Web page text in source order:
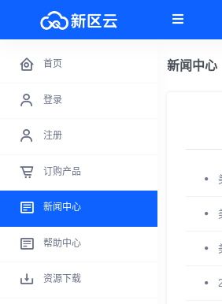
首页
登录
注册
订购产品
新闻中心
帮助中心
资源下载
新闻中心